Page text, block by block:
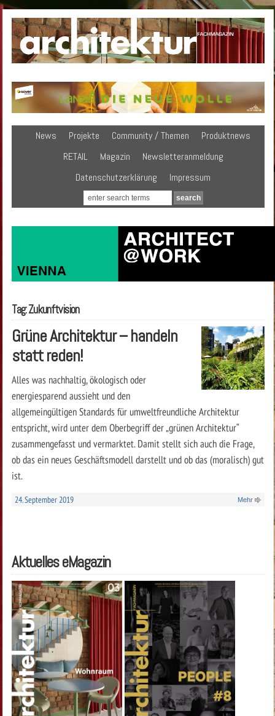
News Projekte Community / Themen
Produktnews
RETAIL
Magazin
Newsletteranmeldung
Datenschutzerklärung
Impressum
Tag: Zukunftvision
Grüne Architektur – handeln
statt reden!
Alles was nachhaltig, ökologisch oder
energiesparend aussieht und den
allgemeingültigen Standards für umweltfreundliche Architektur
entspricht, wird unter dem Oberbegriff der „grünen Architektur“
zusammengefasst und vermarktet. Damit stellt sich auch die Frage,
ob das ein neues Geschäftsmodell darstellt und ob das (moralisch) gut
ist.
24. September 2019 Mehr
Aktuelles eMagazin